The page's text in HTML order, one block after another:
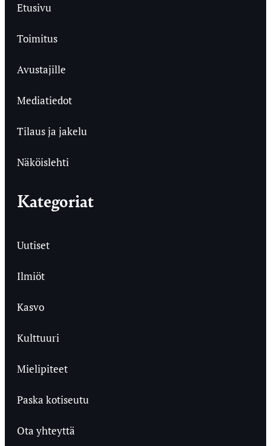
Etusivu
Toimitus
Avustajille
Mediatiedot
Tilaus ja jakelu
Näköislehti
Kategoriat
Uutiset
Ilmiöt
Kasvo
Kulttuuri
Mielipiteet
Paska kotiseutu
Ota yhteyttä